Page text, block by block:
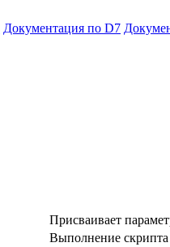
Документация по D7
Присваивает
Выполнение скрипта